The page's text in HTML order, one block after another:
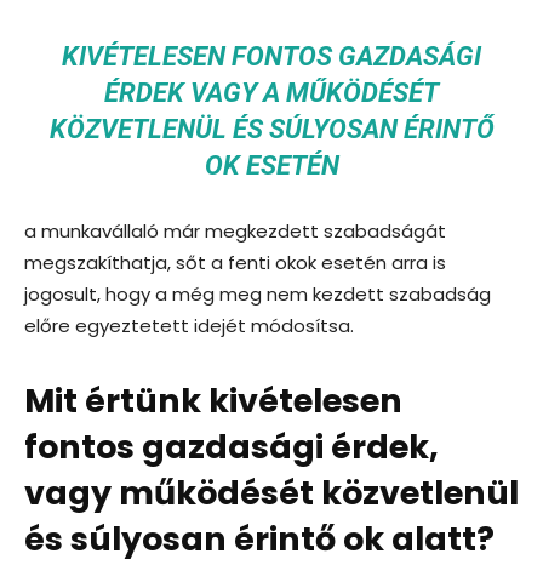
KIVÉTELESEN FONTOS GAZDASÁGI
ÉRDEK VAGY A MŰKÖDÉSÉT
KÖZVETLENÜL ÉS SÚLYOSAN ÉRINTŐ
OK ESETÉN
a munkavállaló már megkezdett szabadságát
megszakíthatja, sőt a fenti okok esetén arra is
jogosult, hogy a még meg nem kezdett szabadság
előre egyeztetett idejét módosítsa.
Mit értünk kivételesen
fontos gazdasági érdek,
vagy működését közvetlenül
és súlyosan érintő ok alatt?